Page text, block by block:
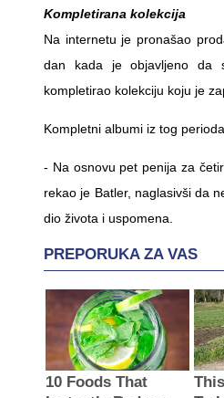
Kompletirana kolekcija
Na internetu je pronašao
dan kada je objavljeno da
kompletirao kolekciju koju je
Kompletni albumi iz tog
- Na osnovu pet penija za
rekao je Batler, naglasivši da
dio života i uspomena.